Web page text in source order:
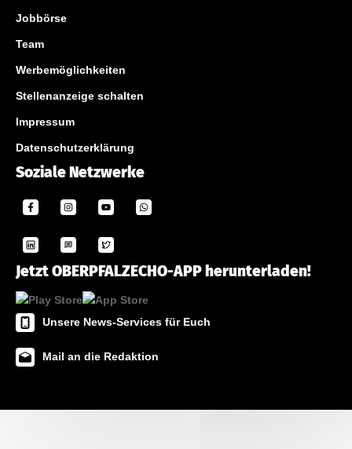
Jobbörse
Team
Werbemöglichkeiten
Stellenanzeige schalten
Impressum
Datenschutzerklärung
Soziale Netzwerke
Jetzt OBERPFALZECHO-APP herunterladen!
Unsere News-Services für Euch
Mail an die Redaktion